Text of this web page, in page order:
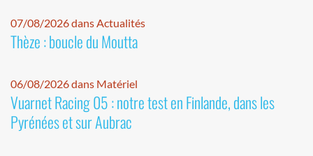
07/08/2026 dans Actualités
Thèze : boucle du Moutta
06/08/2026 dans Matériel
Vuarnet Racing 05 : notre test en Finlande, dans les
Pyrénées et sur Aubrac